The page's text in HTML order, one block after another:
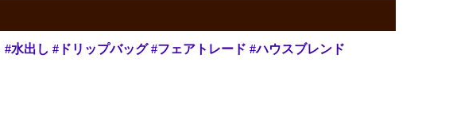
#水出し #ドリップバッグ #フェアトレード #ハウスブレンド